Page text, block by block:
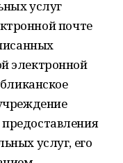
услуг
почте
электронной
услуг, его